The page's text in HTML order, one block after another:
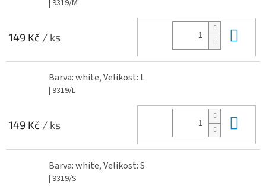
| 9319/M
149 Kč / ks
Barva: white, Velikost: L
| 9319/L
149 Kč / ks
Barva: white, Velikost: S
| 9319/S